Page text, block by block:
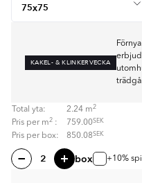
KAKEL- & KLINKERVECKA
Total yta: 2.24 m 2
Pris per m 2 : 759.00SEK
Pris per box: 850.08SEK
box +10% spill